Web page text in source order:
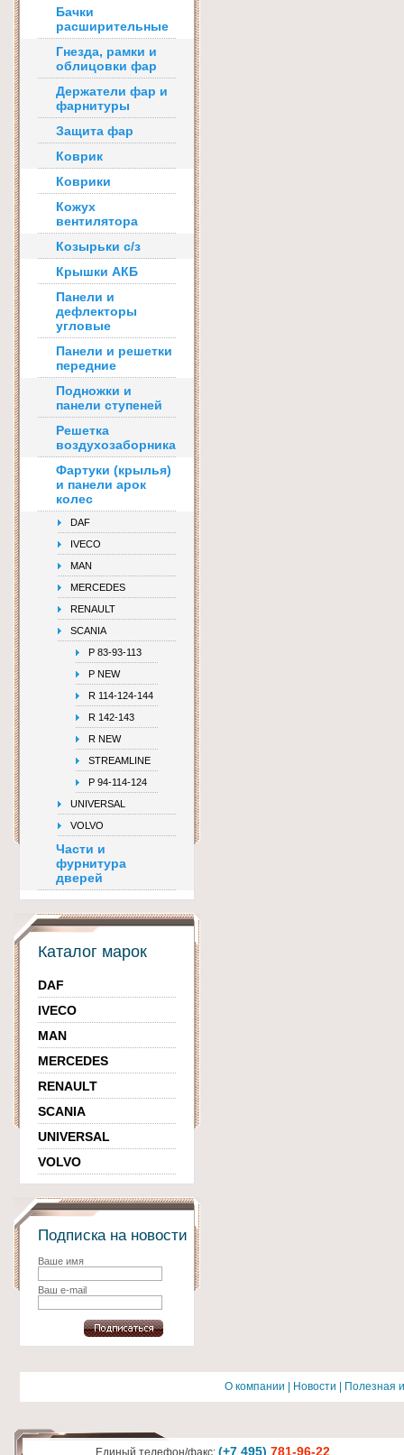
Бачки
расширительные
Гнезда, рамки и
облицовки фар
Держатели фар и
фарнитуры
Защита фар
Коврик
Коврики
Кожух
вентилятора
Козырьки с/з
Крышки АКБ
Панели и
дефлекторы
угловые
Панели и решетки
передние
Подножки и
панели ступеней
Решетка
воздухозаборника
Фартуки (крылья)
и панели арок
колес
DAF
IVECO
MAN
MERCEDES
RENAULT
SCANIA
P 83-93-113
P NEW
R 114-124-144
R 142-143
R NEW
STREAMLINE
Р 94-114-124
UNIVERSAL
VOLVO
Части и
фурнитура
дверей
Каталог марок
DAF
IVECO
MAN
MERCEDES
RENAULT
SCANIA
UNIVERSAL
VOLVO
Подписка на новости
Ваше имя
Ваш e-mail
О компании Новости Полезная
Единый телефон/факс: (+7 495) 781-96-22